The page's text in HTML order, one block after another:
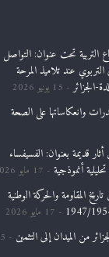
تحت عنوان: التواصل
عند تلاميذ المرحة
الجزائر
15 يونيو 2026
وانعكاساتها على الصحة
قديمة بعنوان: الفسيفساء
أنموذجية
17 مايو 2026
المقاومة والحركة الوطنية
17 مايو 2026
من الميدان إلى التثمين
5